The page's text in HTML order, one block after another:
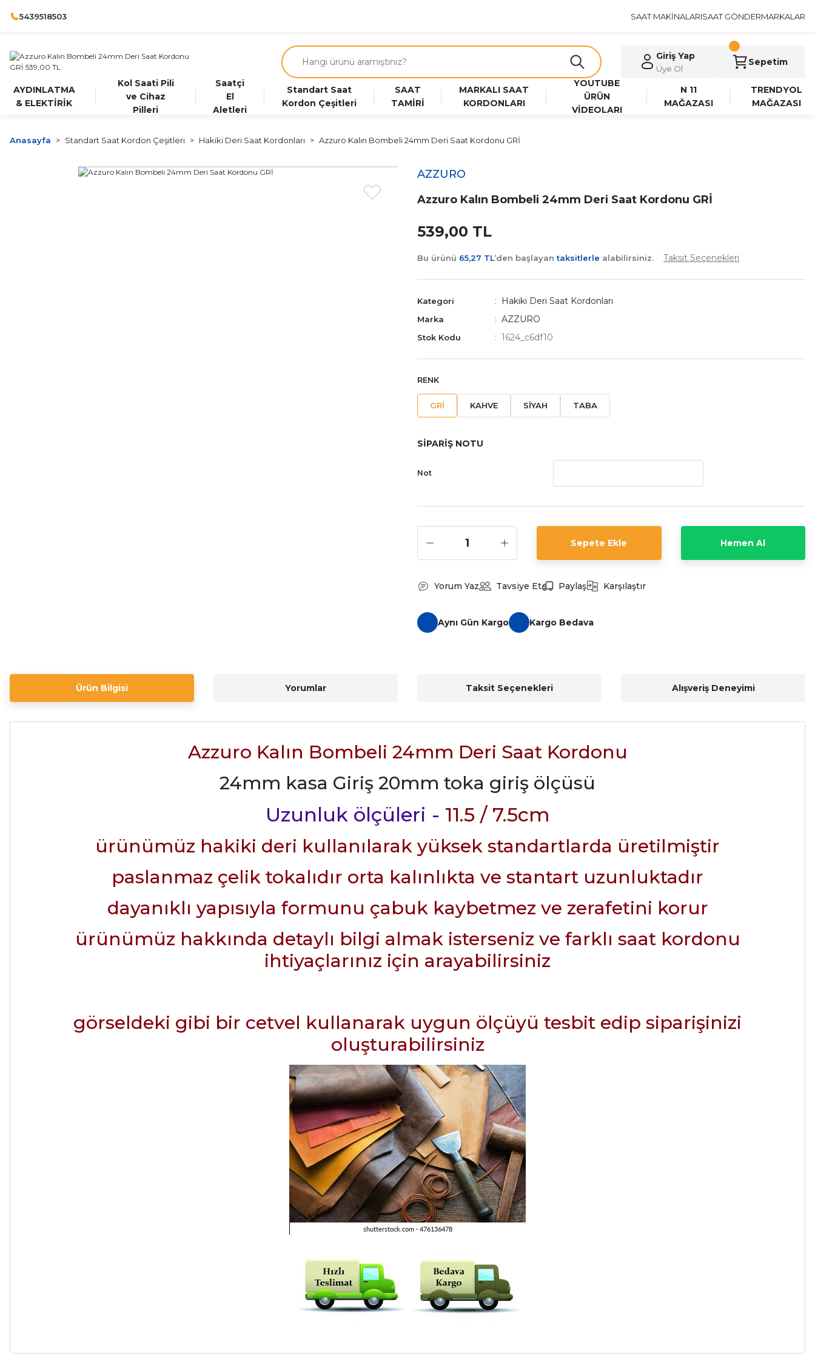
5439518503 SAAT MAKİNALARISAAT GÖNDERMARKALAR
Giriş Yap
Üye Ol
Sepetim
AYDINLATMA
& ELEKTİRİK
Kol Saati Pili
ve Cihaz
Pilleri
Saatçi
El
Aletleri
Standart Saat
Kordon Çeşitleri
SAAT
TAMİRİ
MARKALI SAAT
KORDONLARI
YOUTUBE
ÜRÜN
VİDEOLARI
N 11
MAĞAZASI
TRENDYOL
MAĞAZASI
Anasayfa Standart Saat Kordon Çeşitleri Hakiki Deri Saat Kordonları Azzuro Kalın Bombeli 24mm Deri Saat Kordonu GRİ
AZZURO
Azzuro Kalın Bombeli 24mm Deri Saat Kordonu GRİ
539,00 TL
Bu ürünü 65,27 TL’den başlayantaksitlerle alabilirsiniz. Taksit Seçenekleri
Kategori Hakiki Deri Saat Kordonları
Marka AZZURO
Stok Kodu 1624_c6df10
RENK
GRİ KAHVE SİYAH TABA
SİPARİŞ NOTU
Not
Sepete Ekle Hemen Al
Yorum Yaz Tavsiye Et Paylaş Karşılaştır
Aynı Gün Kargo Kargo Bedava
Ürün Bilgisi Yorumlar Taksit Seçenekleri Alışveriş Deneyimi
Azzuro Kalın Bombeli 24mm Deri Saat Kordonu
24mm kasa Giriş 20mm toka giriş ölçüsü
Uzunluk ölçüleri - 11.5 / 7.5cm
ürünümüz hakiki deri kullanılarak yüksek standartlarda üretilmiştir
paslanmaz çelik tokalıdır orta kalınlıkta ve stantart uzunluktadır
dayanıklı yapısıyla formunu çabuk kaybetmez ve zerafetini korur
ürünümüz hakkında detaylı bilgi almak isterseniz ve farklı saat kordonu
ihtiyaçlarınız için arayabilirsiniz
görseldeki gibi bir cetvel kullanarak uygun ölçüyü tesbit edip siparişinizi
oluşturabilirsiniz